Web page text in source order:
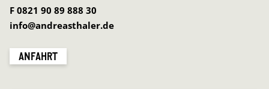
F 0821 90 89 888 30
info@andreasthaler.de
ANFAHRT